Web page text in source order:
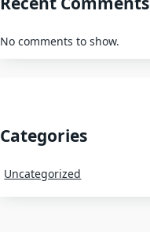
No comments to show.
Categories
Uncategorized